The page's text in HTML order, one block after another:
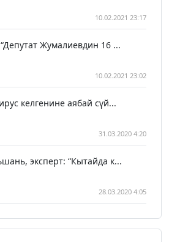
10.02.2021 23:17
Жумалиевдин 16 ...
10.02.2021 23:02
келгенине аябай сүй...
31.03.2020 4:20
эксперт: “Кытайда к...
28.03.2020 4:05